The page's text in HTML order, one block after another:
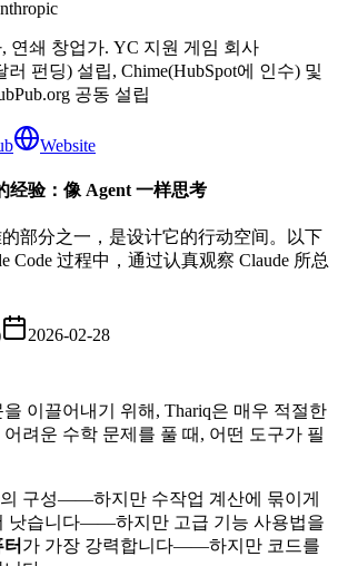
연쇄 창업가. YC 지원 게임 회사
러 펀딩) 설립, Chime(HubSpot에 인수) 및
공동 설립
Website
经验：像 Agent 一样思考
的部分之一，是设计它的行动空间。以下
Code 过程中，通过认真观察 Claude 所总
2026-02-28
이끌어내기 위해, Thariq은 매우 적절한
려운 수학 문제를 풀 때, 어떤 도구가 필
구성——하지만 수작업 계산에 묶이게
낫습니다——하지만 고급 기능 사용법을
가 가장 강력합니다——하지만 코드를